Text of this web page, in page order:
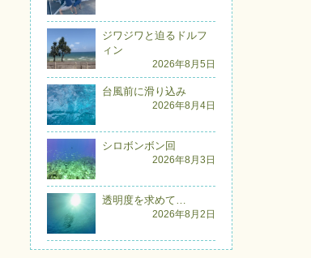
ジワジワと迫るドルフ
ィン
2026年8月5日
台風前に滑り込み
2026年8月4日
シロボンボン回
2026年8月3日
透明度を求めて…
2026年8月2日